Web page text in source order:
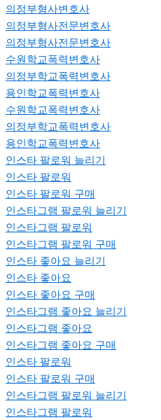
의정부형사변호사
의정부형사전문변호사
의정부형사전문변호사
수원학교폭력변호사
의정부학교폭력변호사
용인학교폭력변호사
수원학교폭력변호사
의정부학교폭력변호사
용인학교폭력변호사
인스타 팔로워 늘리기
인스타 팔로워
인스타 팔로워 구매
인스타그램 팔로워 늘리기
인스타그램 팔로워
인스타그램 팔로워 구매
인스타 좋아요 늘리기
인스타 좋아요
인스타 좋아요 구매
인스타그램 좋아요 늘리기
인스타그램 좋아요
인스타그램 좋아요 구매
인스타 팔로워
인스타 팔로워 구매
인스타그램 팔로워 늘리기
인스타그램 팔로워